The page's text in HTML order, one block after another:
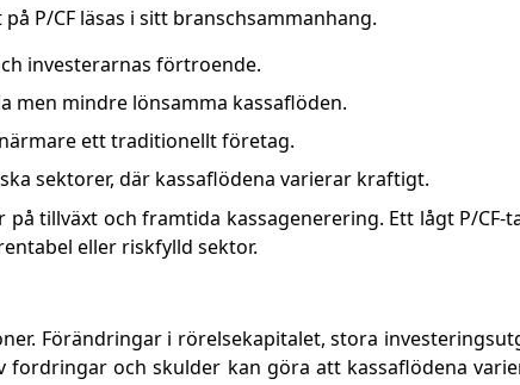
P/CF läsas i sitt branschsammanhang.
investerarnas förtroende.
men mindre lönsamma kassaflöden.
ett traditionellt företag.
sektorer, där kassaflödena varierar kraftigt.
tillväxt och framtida kassagenerering. Ett lågt P/CF-
eller riskfylld sektor.
Förändringar i rörelsekapitalet, stora
och skulder kan göra att kassaflödena